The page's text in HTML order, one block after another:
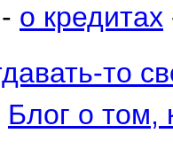
о кредитах
то
Блог о том,